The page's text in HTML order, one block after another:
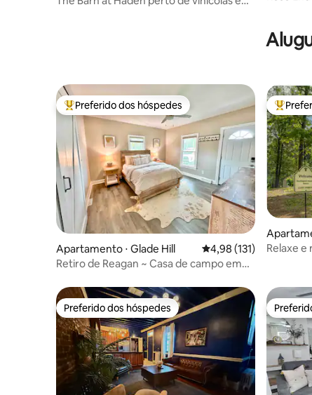
Entre os melhores preferidos dos hóspedes
Preferido dos hóspedes
Apartamento ⋅ Glade Hill 4,98 de uma avaliação
4,98 (131)
Retiro de Reagan ~ Casa de campo em
Entre
Relaxe
Preferido dos hóspedes
Preferido dos hóspedes